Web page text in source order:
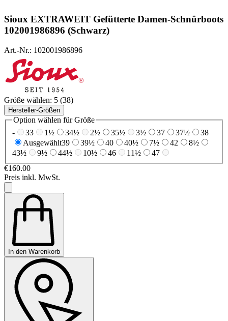
Sioux EXTRAWEIT Gefütterte Damen-Schnürboots
102001986896 (Schwarz)
Art.-Nr.: 102001986896
Größe wählen: 5 (38)
Hersteller-Größen
Option wählen für Größe
-
33 1½ 34½ 2½ 35½ 3½ 37 37½
38
Ausgewählt39 39½ 40 40½ 7½ 42
8½
43½
9½ 44½ 10½ 46 11½
47
€160.00
Preis inkl. MwSt.
In den Warenkorb